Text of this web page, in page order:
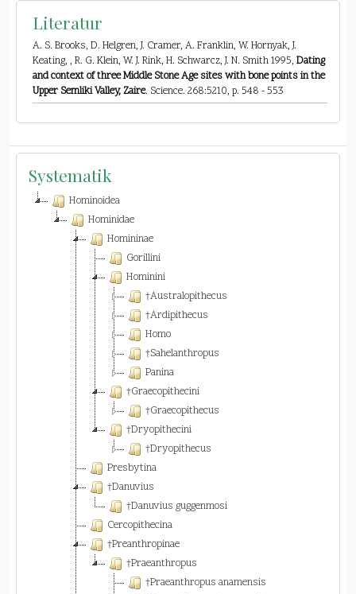
Literatur
A. S. Brooks, D. Helgren, J. Cramer, A. Franklin, W. Hornyak, J.
Keating, , R. G. Klein, W. J. Rink, H. Schwarcz, J. N. Smith 1995, Dating
and context of three Middle Stone Age sites with bone points in the
Upper Semliki Valley, Zaire. Science. 268:5210, p. 548 - 553
Systematik
Hominoidea
Hominidae
Homininae
Gorillini
Hominini
†Australopithecus
†Ardipithecus
Homo
†Sahelanthropus
Panina
†Graecopithecini
†Graecopithecus
†Dryopithecini
†Dryopithecus
Presbytina
†Danuvius
†Danuvius guggenmosi
Cercopithecina
†Preanthropinae
†Praeanthropus
†Praeanthropus anamensis